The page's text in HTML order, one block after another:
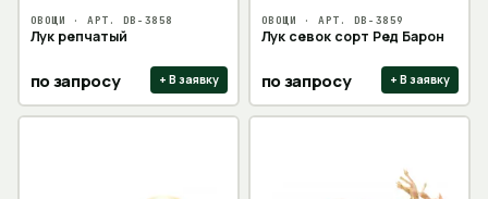
ОВОЩИ · АРТ. DB-3858
Лук репчатый
по запросу + В заявку
ОВОЩИ · АРТ. DB-3859
Лук севок сорт Ред Барон
по запросу + В заявку